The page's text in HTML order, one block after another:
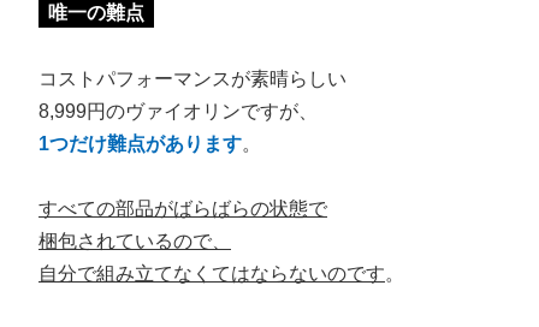
唯一の難点
コストパフォーマンスが素晴らしい
8,999円のヴァイオリンですが、
1つだけ難点があります。
すべての部品がばらばらの状態で
梱包されているので、
自分で組み立てなくてはならないのです。